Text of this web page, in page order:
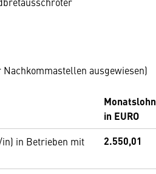
ausgewiesen)
Monatslohn
in EURO
in Betrieben mit
2.550,01